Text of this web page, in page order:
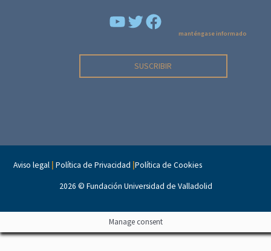
YouTubeFacebook
manténgase informado
SUSCRIBIR
Aviso legal Política de Privacidad |Política de Cookies
2026 © Fundación Universidad de Valladolid
Manage consent